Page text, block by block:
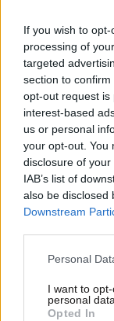
If you wish to
processing of
targeted
section to
opt-out request is
interest-based
us or personal
your opt-out. You
disclosure of
IAB’s list of
also be disclosed
Downstream
Please note that
not limited to
grant or deny
Personal
I want to
personal data.
Opted In
Ευρωπαϊκό
Δευτέρα (10/
ελληνική